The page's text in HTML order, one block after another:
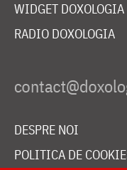
WIDGET DOXOLOGIA
RADIO DOXOLOGIA
DESPRE NOI
POLITICA DE